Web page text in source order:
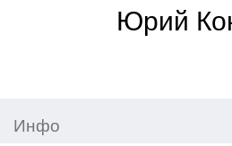
Юрий
Инфо